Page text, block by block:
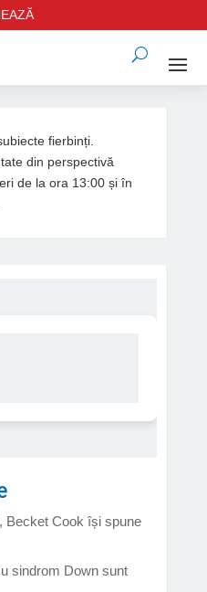
fierbinți.
din perspectivă
de la ora 13:00 și în
Becket Cook își spune
sindrom Down sunt